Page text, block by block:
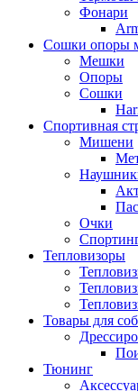
Фонари
Сошки опоры
Мешки
Опоры
Сошки
Спортивная
Мишени
Очки
Тепловизоры
Товары для
Тюнинг